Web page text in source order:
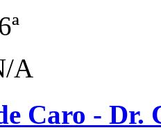
A
Caro - Dr.